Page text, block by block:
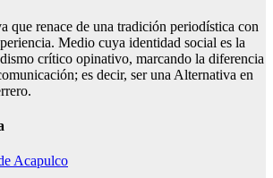
que renace de una tradición periodística con
Medio cuya identidad social es la
crítico opinativo, marcando la diferencia
es decir, ser una Alternativa en
Acapulco